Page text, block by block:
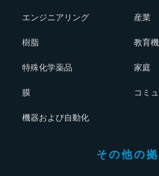
エンジニアリング
樹脂
特殊化学薬品
膜
機器および自動化
産業
教育
家庭
コミ
その他の